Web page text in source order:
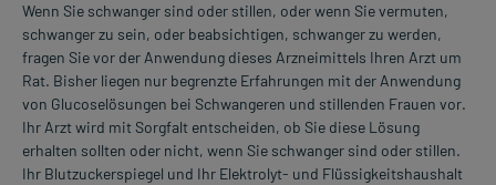
Wenn Sie schwanger sind oder stillen, oder wenn Sie vermuten,
schwanger zu sein, oder beabsichtigen, schwanger zu werden,
fragen Sie vor der Anwendung dieses Arzneimittels Ihren Arzt um
Rat. Bisher liegen nur begrenzte Erfahrungen mit der Anwendung
von Glucoselösungen bei Schwangeren und stillenden Frauen vor.
Ihr Arzt wird mit Sorgfalt entscheiden, ob Sie diese Lösung
erhalten sollten oder nicht, wenn Sie schwanger sind oder stillen.
Ihr Blutzuckerspiegel und Ihr Elektrolyt- und Flüssigkeitshaushalt